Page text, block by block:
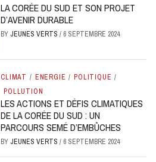
LA CORÉE DU SUD ET SON PROJET
D’AVENIR DURABLE
BY JEUNES VERTS/ 6 SEPTEMBRE 2024
CLIMAT / ENERGIE / POLITIQUE /
POLLUTION
LES ACTIONS ET DÉFIS CLIMATIQUES
DE LA CORÉE DU SUD : UN
PARCOURS SEMÉ D’EMBÛCHES
BY JEUNES VERTS/ 6 SEPTEMBRE 2024